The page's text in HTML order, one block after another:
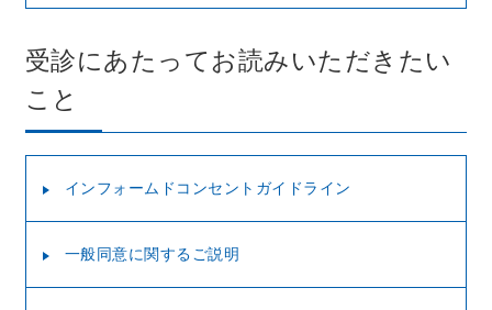
受診にあたってお読みいただきたい
こと
インフォームドコンセントガイドライン
一般同意に関するご説明